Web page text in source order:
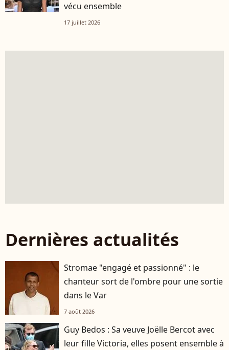
vécu ensemble
17 juillet 2026
Dernières actualités
Stromae "engagé et passionné" : le
chanteur sort de l'ombre pour une sortie
dans le Var
7 août 2026
Guy Bedos : Sa veuve Joëlle Bercot avec
leur fille Victoria, elles posent ensemble à